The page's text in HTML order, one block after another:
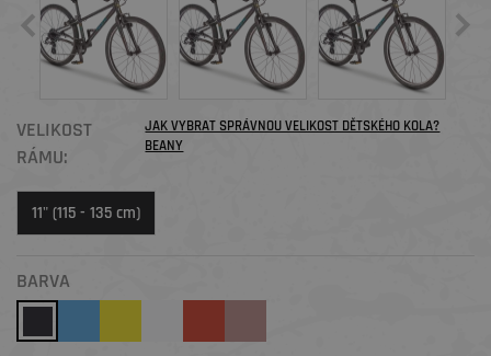
VELIKOST
RÁMU:
JAK VYBRAT SPRÁVNOU VELIKOST DĚTSKÉHO KOLA?
BEANY
11" (115 - 135 cm)
BARVA